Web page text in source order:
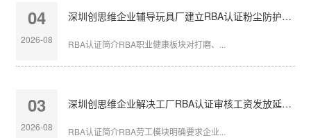
04
2026-08
深圳创思维企业辅导玩具厂建立RBA认证粉尘防护体系
RBA认证简介RBA职业健康板块对打磨、...
03
2026-08
深圳创思维企业解决工厂RBA认证审核工资发放延迟问题
RBA认证简介RBA劳工模块明确要求企业...